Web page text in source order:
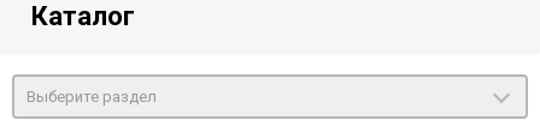
Каталог
Выберите раздел